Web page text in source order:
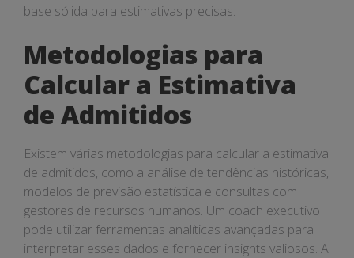
base sólida para estimativas precisas.
Metodologias para
Calcular a Estimativa
de Admitidos
Existem várias metodologias para calcular a estimativa
de admitidos, como a análise de tendências históricas,
modelos de previsão estatística e consultas com
gestores de recursos humanos. Um coach executivo
pode utilizar ferramentas analíticas avançadas para
interpretar esses dados e fornecer insights valiosos. A